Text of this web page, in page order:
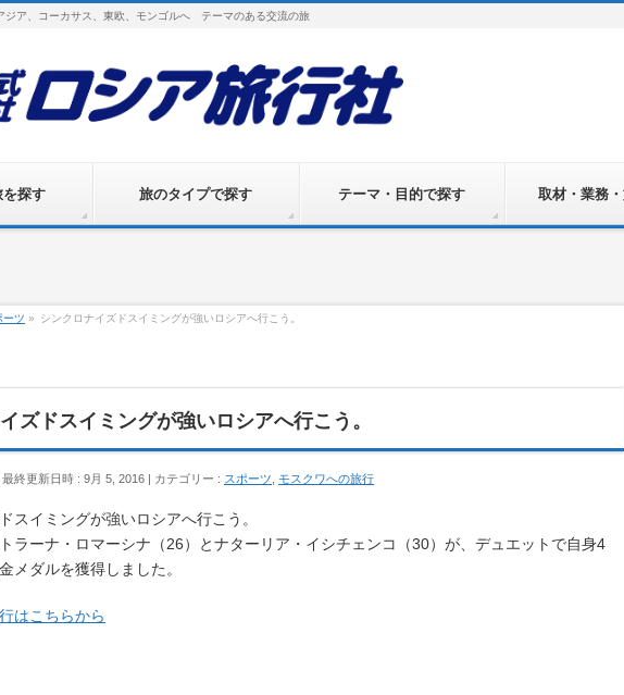
ジア、コーカサス、東欧、モンゴルへ テーマのある交流の旅
を探す 旅のタイプで探す テーマ・目的で探す 取材・業務
ーツ » シンクロナイズドスイミングが強いロシアへ行こう。
ズドスイミングが強いロシアへ行こう。
最終更新日時 : 9月 5, 2016 カテゴリー : スポーツ モスクワへの旅行
スイミングが強いロシアへ行こう。
ラーナ・ロマーシナ（26）とナターリア・イシチェンコ（30）が、デュエットで自身4
メダルを獲得しました。
はこちらから